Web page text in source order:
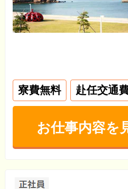
寮費無料 赴任交通
お仕事内容を